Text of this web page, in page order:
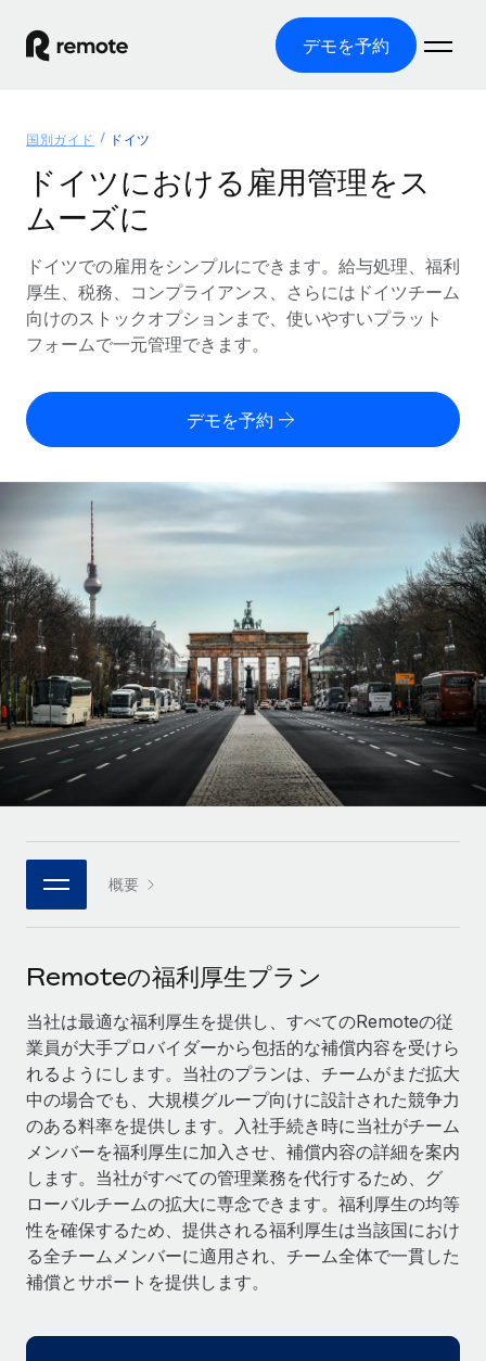
デモを予約
グローバル雇用
グローバル給与処理
コンプライアンス対応の給与処理を手軽に
Employer of Record（EOR）
グローバル展開をコストをかけずに実現
Contractor of Record
世界中の契約社員と法令を遵守して契約
世界中の契約社員をオンボーディングし、管理
PEO
複雑な雇用関連業務を外部委託
インフラ
Remote統合
人事機能をワークフローにシームレスに統合する
プラットフォーム
チームのための人事の基本機能を内蔵
接続 新しい
当社のMCPを使用して、あらゆるAIツールをRemoteに接続
統合
基本的なビジネスツールを活用して業務プロセスを効率化す
専門家に相談
グローバル人事・コンプライアンスの専門サポート
バックグラウンドチェック
候補者の選考プロセスをシンプルに
Compliance Watchtower
コンプライアンスリスクを先回りして対応
デバイス管理
ITデバイスを世界規模で提供・管理
法人設立
ソリューション
各国の制度に対応
国別ガイド
/国別のグローバル雇用支援を検索する
Remoteを他社と比較
成長の段階
スタートアップ
成長中の企業向けのアジャイルなグローバルHR・給与処理ソ
リューション
ミッドマーケット
カスタマイズされた人事ソリューションでチームを拡大する
企業
大企業向けのグローバルHR
パートナーに登録
戦略的テクノロジーパートナー
グローバルな人事機能を柔軟に自社プラットフォームへ統合
当社とのパートナーシップの可能性を検討する
Remote Build 近日リリース予定
統合とAI自動化に関するコンサルティング
活用事例
リソース
ツールと計算ツール
従業員コスト計算ツール
契約社員の報酬計算ツール
グローバルな契約社員向けに、通貨オプションと支払スピー
ドを確認する
REMOTEで学習
リサーチおよびガイド
活用事例
HR用語集
チェックリストおよびテンプレート
職務内容ライブラリ
ウェビナー
イベント
ニュースルーム
給与・人材情報
情報センター
サポートを依頼する
すべてのリソースを表示する
ブログ
グローバル給与処理
価格
English
Nederlands
Français
Deutsch
Español
Italiano
Português (Portugal)
日本語
한국어
ログイン
国別ガイド ドイツ
ドイツにおける雇用管理をス
ムーズに
ドイツでの雇用をシンプルにできます。給与処理、福利
厚生、税務、コンプライアンス、さらにはドイツチーム
向けのストックオプションまで、使いやすいプラット
フォームで一元管理できます。
デモを予約
概要
Remoteの福利厚生プラン
当社は最適な福利厚生を提供し、すべてのRemoteの従
業員が大手プロバイダーから包括的な補償内容を受けら
れるようにします。当社のプランは、チームがまだ拡大
中の場合でも、大規模グループ向けに設計された競争力
のある料率を提供します。入社手続き時に当社がチーム
メンバーを福利厚生に加入させ、補償内容の詳細を案内
します。当社がすべての管理業務を代行するため、グ
ローバルチームの拡大に専念できます。福利厚生の均等
性を確保するため、提供される福利厚生は当該国におけ
る全チームメンバーに適用され、チーム全体で一貫した
補償とサポートを提供します。